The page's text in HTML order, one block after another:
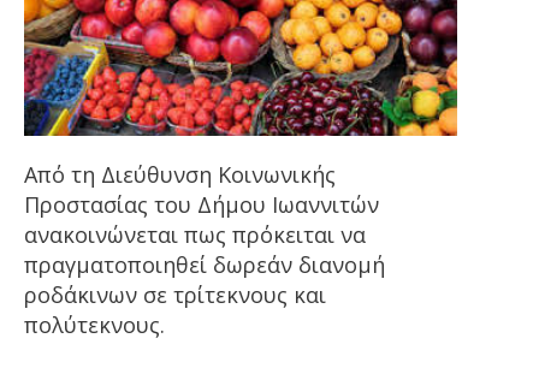
Από τη Διεύθυνση Κοινωνικής
Προστασίας του Δήμου Ιωαννιτών
ανακοινώνεται πως πρόκειται να
πραγματοποιηθεί δωρεάν διανομή
ροδάκινων σε τρίτεκνους και
πολύτεκνους.